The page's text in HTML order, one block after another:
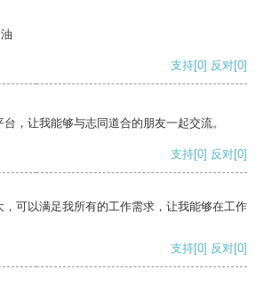
支持[0] 反对[0]
，让我能够与志同道合的朋友一起交流。
支持[0] 反对[0]
可以满足我所有的工作需求，让我能够在工作
支持[0] 反对[0]